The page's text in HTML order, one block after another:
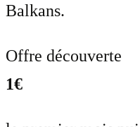
Balkans.
Offre découverte
1€